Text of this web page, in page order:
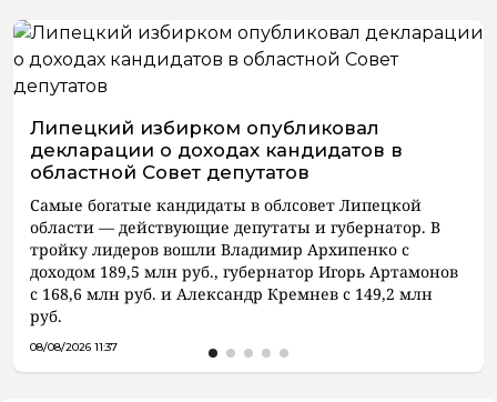
Липецкий избирком опубликовал
декларации о доходах кандидатов в
областной Совет депутатов
Самые богатые кандидаты в облсовет Липецкой
области — действующие депутаты и губернатор. В
тройку лидеров вошли Владимир Архипенко с
доходом 189,5 млн руб., губернатор Игорь Артамонов
с 168,6 млн руб. и Александр Кремнев с 149,2 млн
руб.
08/08/2026 11:37